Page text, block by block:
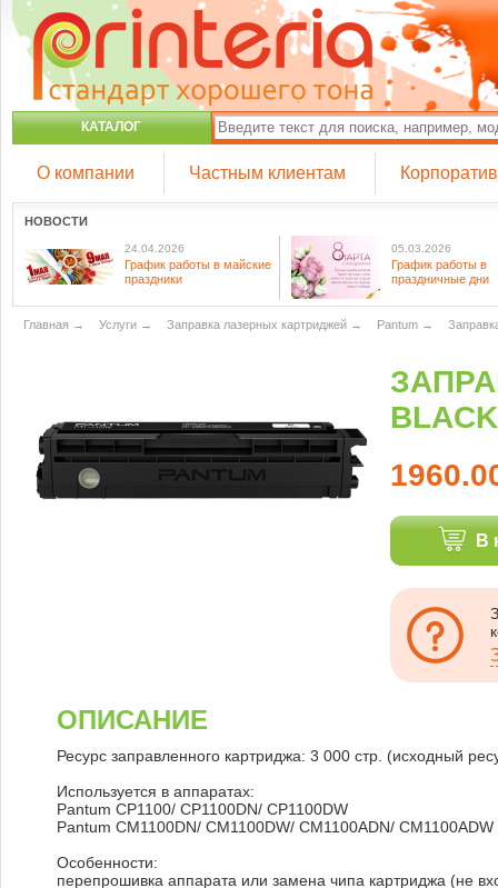
КАТАЛОГ
О компании Частным клиентам
НОВОСТИ
24.04.2026
График работы в майские
праздники
05.03.2026
График работы в
праздничные дни
Главная → Услуги → Заправка лазерных картриджей → Pantum →
BLACK
В
ОПИСАНИЕ
Ресурс заправленного картриджа: 3 000 стр. (исходный
Используется в аппаратах:
Pantum CP1100/ CP1100DN/ CP1100DW
Pantum CM1100DN/ CM1100DW/ CM1100ADN/ CM1100ADW
Особенности:
перепрошивка аппарата или замена чипа картриджа (не